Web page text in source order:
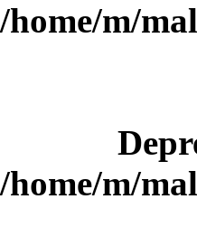
/home/m/
/home/m/